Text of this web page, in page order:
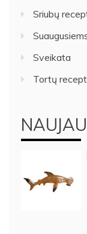
Sriubų
Sveikata
Tortų